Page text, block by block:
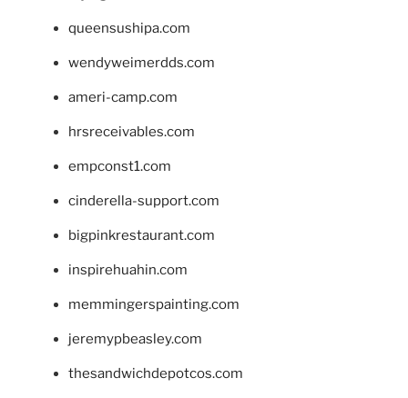
queensushipa.com
wendyweimerdds.com
ameri-camp.com
hrsreceivables.com
empconst1.com
cinderella-support.com
bigpinkrestaurant.com
inspirehuahin.com
memmingerspainting.com
jeremypbeasley.com
thesandwichdepotcos.com